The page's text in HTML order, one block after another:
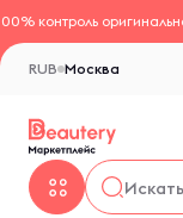
контроль
Москва
RUB